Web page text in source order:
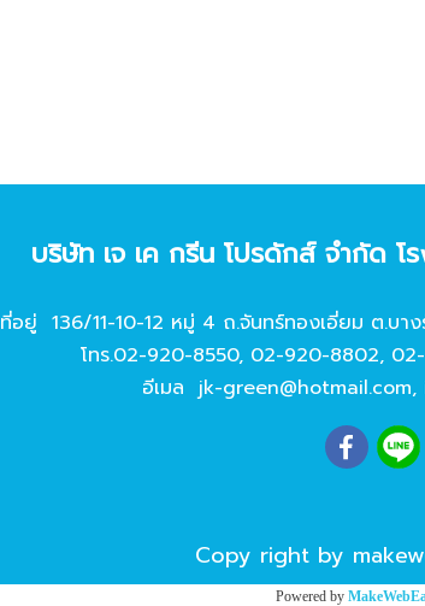
บริษัท เจ เค กรีน โปรดักส์ จํากัด
ที่อยู่ 136/11-10-12 หมู่ 4 ถ.จันทร์ทองเอี่ยม ต.บา
โทร.02-920-8550, 02-920-8802,
อีเมล jk-green@hotmail.com,
Copy right by
Powered by